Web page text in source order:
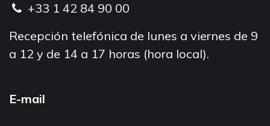
+33 1 42 84 90 00
Recepción telefónica de lunes a viernes de 9
a 12 y de 14 a 17 horas (hora local).
E-mail